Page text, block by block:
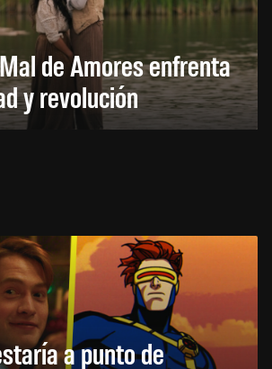
de Amores enfrenta
y revolución
a punto de